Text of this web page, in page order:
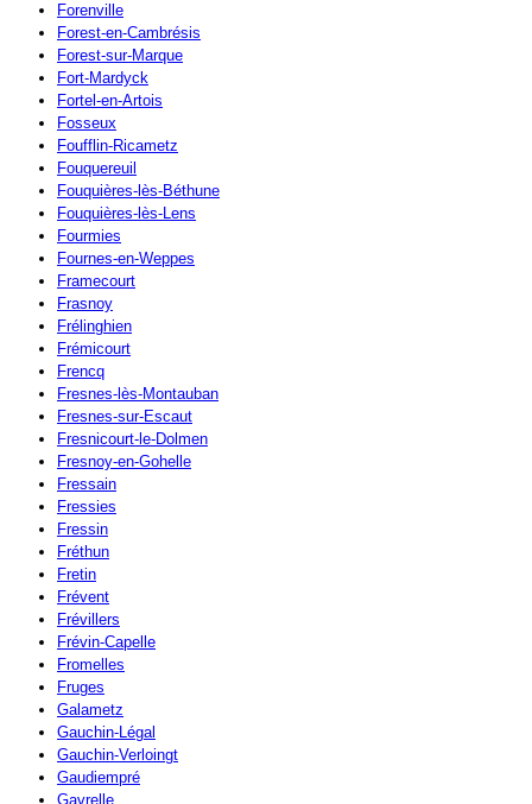
Forenville
Forest-en-Cambrésis
Forest-sur-Marque
Fort-Mardyck
Fortel-en-Artois
Fosseux
Foufflin-Ricametz
Fouquereuil
Fouquières-lès-Béthune
Fouquières-lès-Lens
Fourmies
Fournes-en-Weppes
Framecourt
Frasnoy
Frélinghien
Frémicourt
Frencq
Fresnes-lès-Montauban
Fresnes-sur-Escaut
Fresnicourt-le-Dolmen
Fresnoy-en-Gohelle
Fressain
Fressies
Fressin
Fréthun
Fretin
Frévent
Frévillers
Frévin-Capelle
Fromelles
Fruges
Galametz
Gauchin-Légal
Gauchin-Verloingt
Gaudiempré
Gavrelle